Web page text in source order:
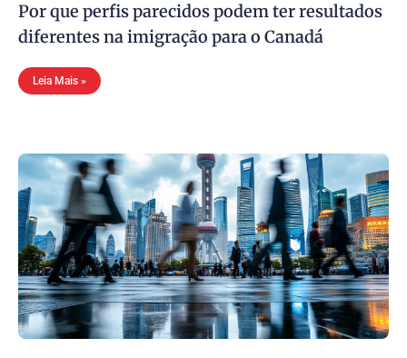
Por que perfis parecidos podem ter resultados
diferentes na imigração para o Canadá
Leia Mais »